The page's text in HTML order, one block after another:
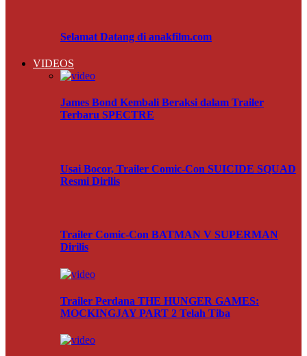
Selamat Datang di anakfilm.com
VIDEOS
James Bond Kembali Beraksi dalam Trailer
Terbaru SPECTRE
Usai Bocor, Trailer Comic-Con SUICIDE SQUAD
Resmi Dirilis
Trailer Comic-Con BATMAN V SUPERMAN
Dirilis
Trailer Perdana THE HUNGER GAMES:
MOCKINGJAY PART 2 Telah Tiba